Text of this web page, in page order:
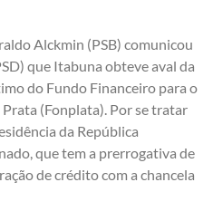
Alckmin (PSB) comunicou
que Itabuna obteve aval da
do Fundo Financeiro para o
(Fonplata). Por se tratar
da República
que tem a prerrogativa de
de crédito com a chancela